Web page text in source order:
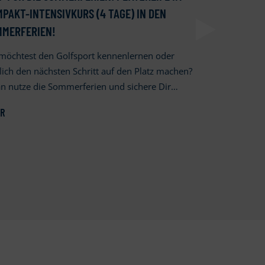
INTENSIVKURS (4 TAGE) IN DEN
den Golfsport kennenlernen oder
den nächsten Schritt auf den Platz machen?
nutze die Sommerferien und sichere Dir…